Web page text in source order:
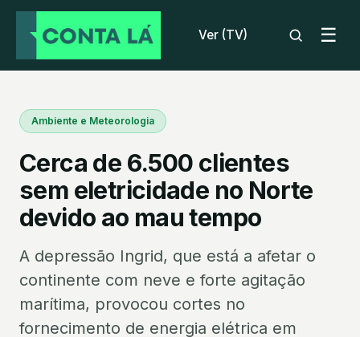
Ver (TV) ☰
Ambiente e Meteorologia
Cerca de 6.500 clientes
sem eletricidade no Norte
devido ao mau tempo
A depressão Ingrid, que está a afetar o
continente com neve e forte agitação
marítima, provocou cortes no
fornecimento de energia elétrica em